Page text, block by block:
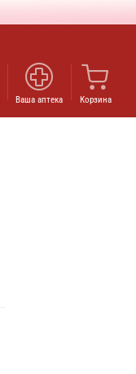
Ваша аптека Корзина